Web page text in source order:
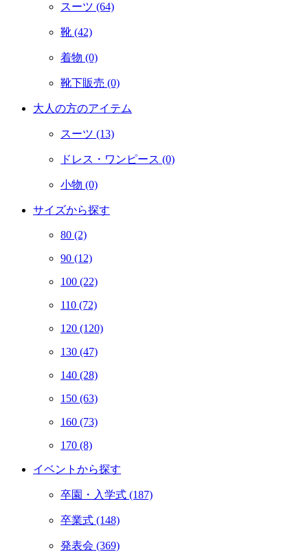
スーツ (64)
靴 (42)
着物 (0)
靴下販売 (0)
大人の方のアイテム
スーツ (13)
ドレス・ワンピース (0)
小物 (0)
サイズから探す
80 (2)
90 (12)
100 (22)
110 (72)
120 (120)
130 (47)
140 (28)
150 (63)
160 (73)
170 (8)
イベントから探す
卒園・入学式 (187)
卒業式 (148)
発表会 (369)